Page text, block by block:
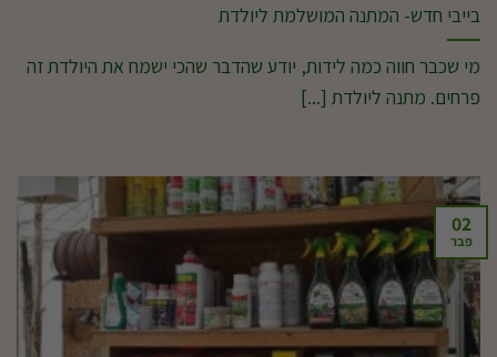
בייבי חדש- המתנה המושלמת ליולדת
מי שכבר חווה כמה לידות, יודע שהדבר שהכי ישמח את היולדת זה
פרחים. מתנה ליולדת [...]
02
פבר